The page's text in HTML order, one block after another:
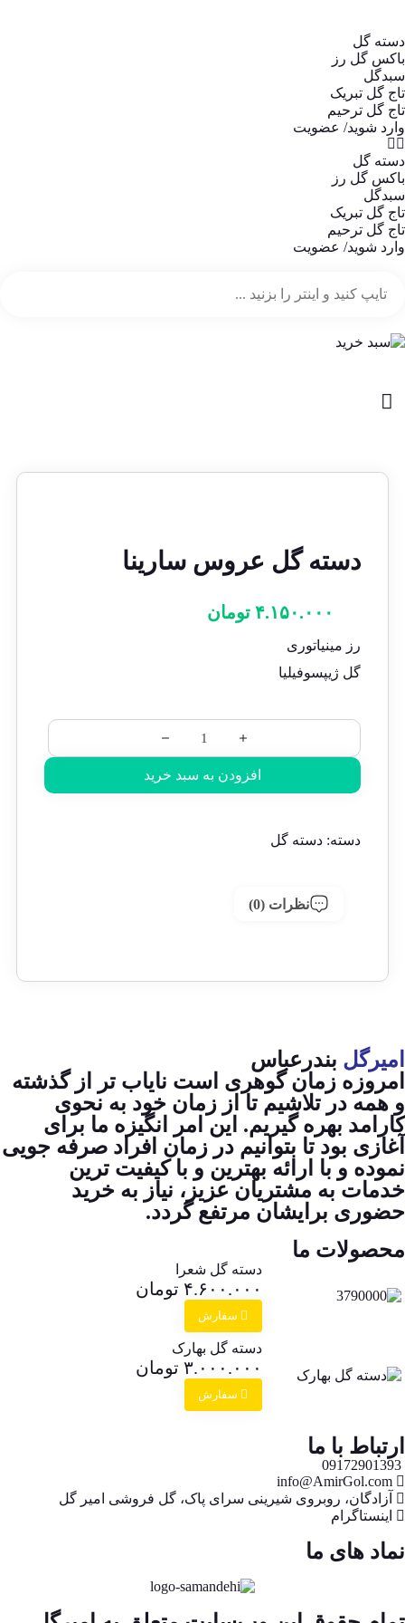
دسته گل
باکس گل رز
سبدگل
تاج گل تبریک
تاج گل ترحیم
وارد شوید/ عضویت
دسته گل
باکس گل رز
سبدگل
تاج گل تبریک
تاج گل ترحیم
وارد شوید/ عضویت
دسته گل عروس سارینا
۴.۱۵۰.۰۰۰ تومان
رز مینیاتوری
گل ژیپسوفیلیا
افزودن به سبد خرید
دسته: دسته گل
نظرات (0)
امیرگل بندرعباس
امروزه زمان گوهری است نایاب تر از گذشته
و همه در تلاشیم تا از زمان خود به نحوی
کارامد بهره گیریم. این امر انگیزه ما برای
آغازی بود تا بتوانیم در زمان افراد صرفه جویی
نموده و با ارائه بهترین و با کیفیت ترین
خدمات به مشتریان عزیز، نیاز به خرید
حضوری برایشان مرتفع گردد.
محصولات ما
دسته گل شعرا
۴.۶۰۰.۰۰۰ تومان
سفارش
دسته گل بهارک
۳.۰۰۰.۰۰۰ تومان
سفارش
ارتباط با ما
09172901393
info@AmirGol.com
آزادگان، روبروی شیرینی سرای پاک، گل فروشی امیر گل
اینستاگرام
نماد های ما